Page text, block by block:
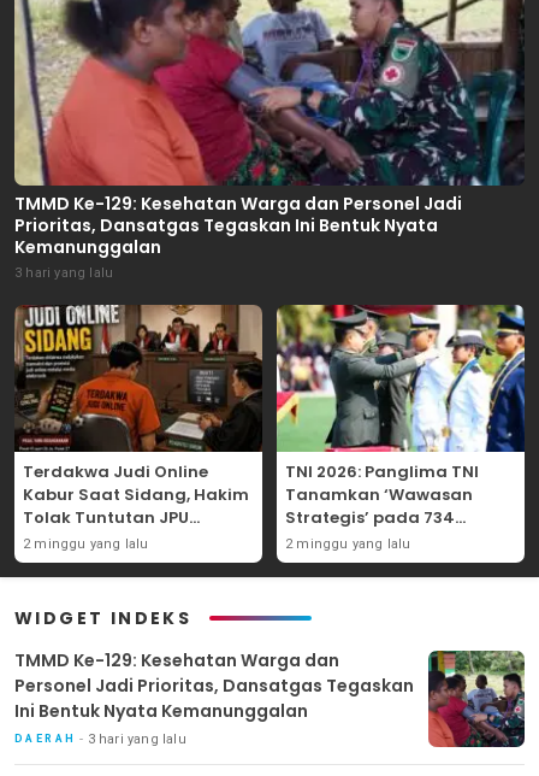
TMMD Ke-129: Kesehatan Warga dan Personel Jadi
Prioritas, Dansatgas Tegaskan Ini Bentuk Nyata
Kemanunggalan
3 hari yang lalu
Terdakwa Judi Online
Kabur Saat Sidang, Hakim
Tolak Tuntutan JPU
Tanjung Perak karena
Gagal Hadirkan Hartono
2 minggu yang lalu
TNI 2026: Panglima TNI
Tanamkan ‘Wawasan
Strategis’ pada 734
Perwira Baru, Tekankan
Netralitas dan Integritas
2 minggu yang lalu
WIDGET INDEKS
TMMD Ke-129: Kesehatan Warga dan
Personel Jadi Prioritas, Dansatgas Tegaskan
Ini Bentuk Nyata Kemanunggalan
DAERAH 3 hari yang lalu